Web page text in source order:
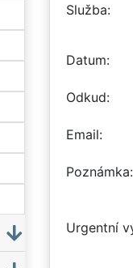
Služba
Datum
Odkud
Email
Poznámka
Urgentní